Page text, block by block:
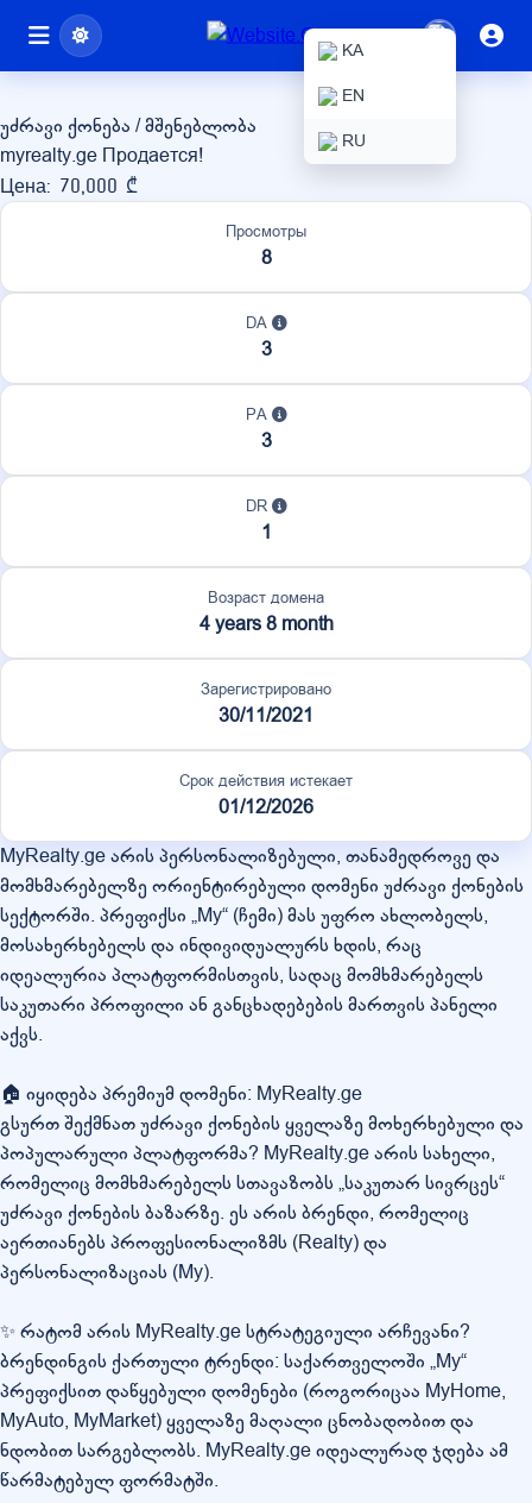
KA
EN
RU
myrealty.ge
უძრავი ქონება / მშენებლობა
myrealty.ge Продается!
Цена: 70,000 ₾
Просмотры
8
DA
3
PA
3
DR
1
Возраст домена
4 years 8 month
Зарегистрировано
30/11/2021
Срок действия истекает
01/12/2026
MyRealty.ge არის პერსონალიზებული, თანამედროვე და
მომხმარებელზე ორიენტირებული დომენი უძრავი ქონების
სექტორში. პრეფიქსი „My“ (ჩემი) მას უფრო ახლობელს,
მოსახერხებელს და ინდივიდუალურს ხდის, რაც
იდეალურია პლატფორმისთვის, სადაც მომხმარებელს
საკუთარი პროფილი ან განცხადებების მართვის პანელი
აქვს.
🏠 იყიდება პრემიუმ დომენი: MyRealty.ge
გსურთ შექმნათ უძრავი ქონების ყველაზე მოხერხებული და
პოპულარული პლატფორმა? MyRealty.ge არის სახელი,
რომელიც მომხმარებელს სთავაზობს „საკუთარ სივრცეს“
უძრავი ქონების ბაზარზე. ეს არის ბრენდი, რომელიც
აერთიანებს პროფესიონალიზმს (Realty) და
პერსონალიზაციას (My).
✨ რატომ არის MyRealty.ge სტრატეგიული არჩევანი?
ბრენდინგის ქართული ტრენდი: საქართველოში „My“
პრეფიქსით დაწყებული დომენები (როგორიცაა MyHome,
MyAuto, MyMarket) ყველაზე მაღალი ცნობადობით და
ნდობით სარგებლობს. MyRealty.ge იდეალურად ჯდება ამ
წარმატებულ ფორმატში.